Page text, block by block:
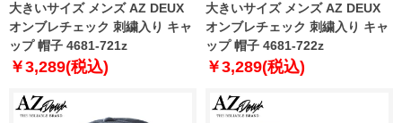
大きいサイズ メンズ AZ DEUX
オンブレチェック 刺繍入り キャ
ップ 帽子 4681-721z
￥3,289(税込)
大きいサイズ メンズ AZ DEUX
オンブレチェック 刺繍入り キャ
ップ 帽子 4681-722z
￥3,289(税込)